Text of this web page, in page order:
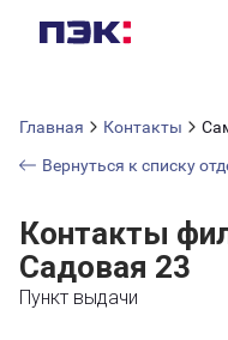
Главная Контакты
Вернуться к списку
Контакты
Садовая 23
Пункт выдачи